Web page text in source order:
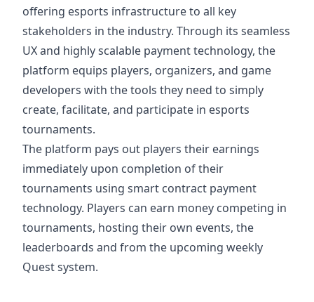
offering esports infrastructure to all key
stakeholders in the industry. Through its seamless
UX and highly scalable payment technology, the
platform equips players, organizers, and game
developers with the tools they need to simply
create, facilitate, and participate in esports
tournaments.
The platform pays out players their earnings
immediately upon completion of their
tournaments using smart contract payment
technology. Players can earn money competing in
tournaments, hosting their own events, the
leaderboards and from the upcoming weekly
Quest system.